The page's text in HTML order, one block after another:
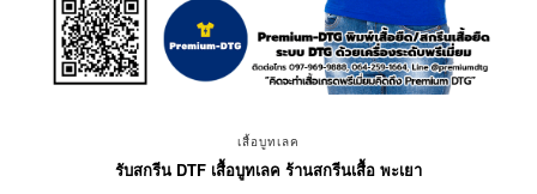
เสื้อบูทเลค
รับสกรีน DTF เสื้อบูทเลค ร้านสกรีนเสื้อ พะเยา